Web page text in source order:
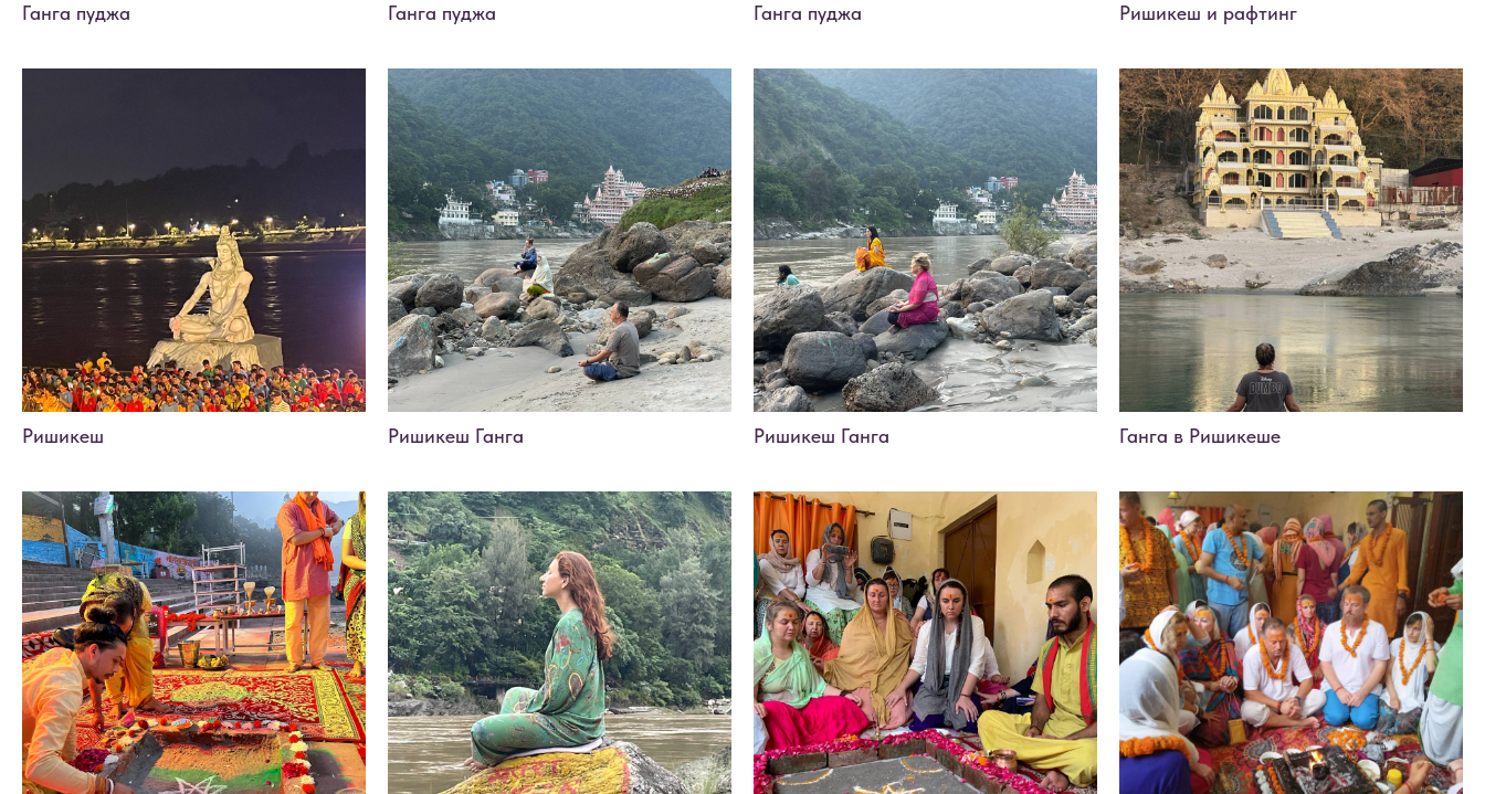
Ганга пуджа Ганга пуджа Ганга пуджа Ришикеш и рафтинг
Ришикеш Ришикеш Ганга Ришикеш Ганга Ганга в Ришикеше